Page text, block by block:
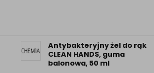
Antybakteryjny żel do rąk
CLEAN HANDS, guma
balonowa, 50 ml